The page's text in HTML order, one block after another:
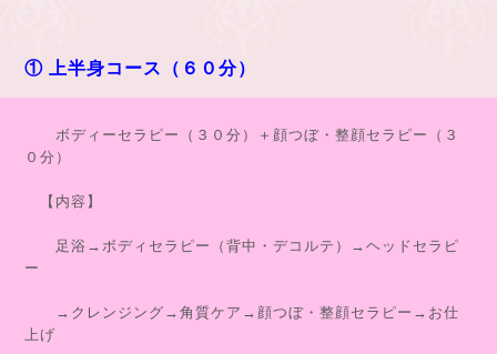
① 上半身コース（６０分）
ボディーセラピー（３０分）＋顔つぼ・整顔セラピー（３
０分）
【内容】
足浴→ボディセラピー（背中・デコルテ）→ヘッドセラピ
ー
→クレンジング→角質ケア→顔つぼ・整顔セラピー→お仕
上げ